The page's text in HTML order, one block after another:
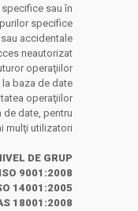
sau în
specifice
accidentale
neautorizat
operaţiilor
baza de date
operaţiilor
date, pentru
mulţi utilizatori
DE GRUP
ISO 9001:2008
14001:2005
18001:2008